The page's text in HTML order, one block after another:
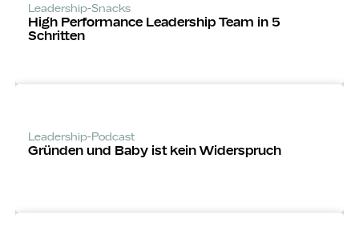
Leadership-Snacks
High Performance Leadership Team in 5
Schritten
Leadership-Podcast
Gründen und Baby ist kein Widerspruch